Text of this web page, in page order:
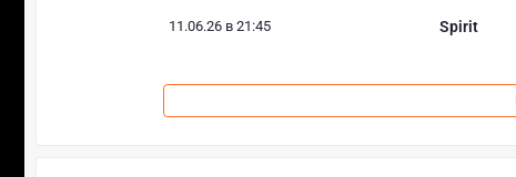
11.06.26 в 21:45 Spirit